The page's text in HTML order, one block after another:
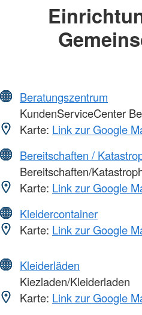
Beratungszentrum
KundenServiceCenter
Karte: Link zur Google
Bereitschaften /
Bereitschaften/
Karte: Link zur Google
Kleidercontainer
Karte: Link zur Google
Kleiderläden
Kiezladen/Kleiderladen
Karte: Link zur Google